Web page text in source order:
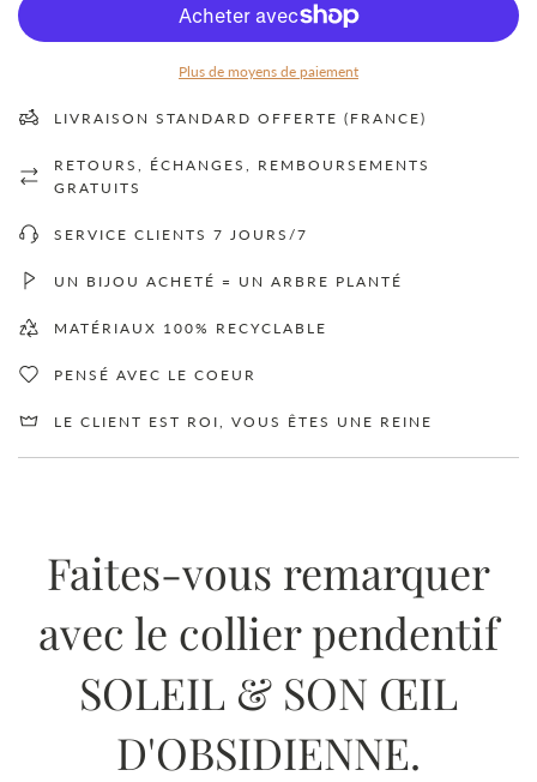
R
G
E
M
N
.
Plus de moyens de paiement
LIVRAISON STANDARD OFFERTE (FRANCE)
RETOURS, ÉCHANGES, REMBOURSEMENTS
GRATUITS
SERVICE CLIENTS 7 JOURS/7
UN BIJOU ACHETÉ = UN ARBRE PLANTÉ
MATÉRIAUX 100% RECYCLABLE
PENSÉ AVEC LE COEUR
LE CLIENT EST ROI, VOUS ÊTES UNE REINE
Faites-vous remarquer
avec le collier pendentif
SOLEIL & SON ŒIL
D'OBSIDIENNE.